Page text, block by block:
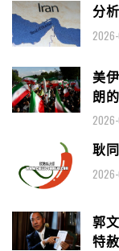
分
美
朗
耿
郭
特